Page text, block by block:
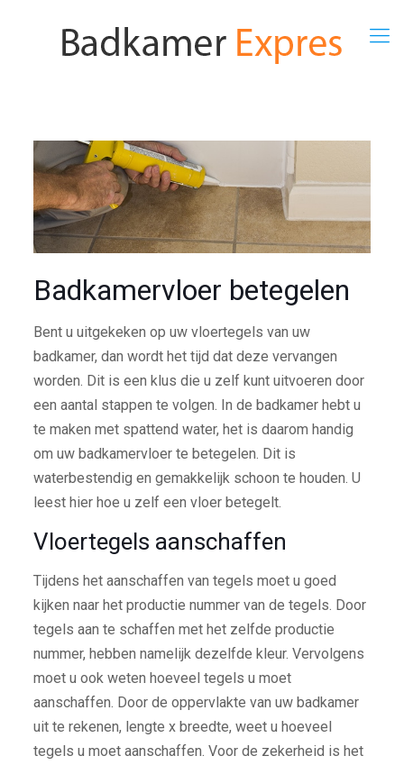
Badkamervloer betegelen
Bent u uitgekeken op uw vloertegels van uw
badkamer, dan wordt het tijd dat deze vervangen
worden. Dit is een klus die u zelf kunt uitvoeren door
een aantal stappen te volgen. In de badkamer hebt u
te maken met spattend water, het is daarom handig
om uw badkamervloer te betegelen. Dit is
waterbestendig en gemakkelijk schoon te houden. U
leest hier hoe u zelf een vloer betegelt.
Vloertegels aanschaffen
Tijdens het aanschaffen van tegels moet u goed
kijken naar het productie nummer van de tegels. Door
tegels aan te schaffen met het zelfde productie
nummer, hebben namelijk dezelfde kleur. Vervolgens
moet u ook weten hoeveel tegels u moet
aanschaffen. Door de oppervlakte van uw badkamer
uit te rekenen, lengte x breedte, weet u hoeveel
tegels u moet aanschaffen. Voor de zekerheid is het